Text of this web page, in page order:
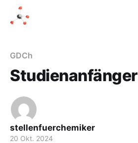
GDCh
Studienanfänger
stellenfuerchemiker
20 Okt. 2024